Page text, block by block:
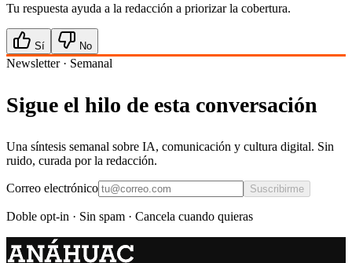
Tu respuesta ayuda a la redacción a priorizar la cobertura.
Sí No
Newsletter · Semanal
Sigue el hilo de esta conversación
Una síntesis semanal sobre IA, comunicación y cultura digital. Sin
ruido, curada por la redacción.
Correo electrónico Suscribirme
Doble opt-in · Sin spam · Cancela cuando quieras